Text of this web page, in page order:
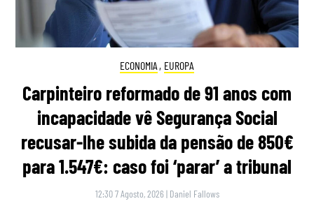
ECONOMIA , EUROPA
Carpinteiro reformado de 91 anos com
incapacidade vê Segurança Social
recusar-lhe subida da pensão de 850€
para 1.547€: caso foi ‘parar’ a tribunal
12:30 7 Agosto, 2026 | Daniel Fallows